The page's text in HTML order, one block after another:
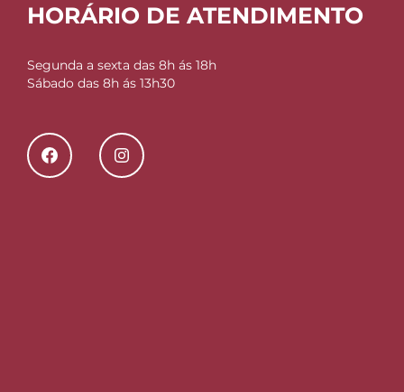
HORÁRIO DE ATENDIMENTO
Segunda a sexta das 8h ás 18h
Sábado das 8h ás 13h30